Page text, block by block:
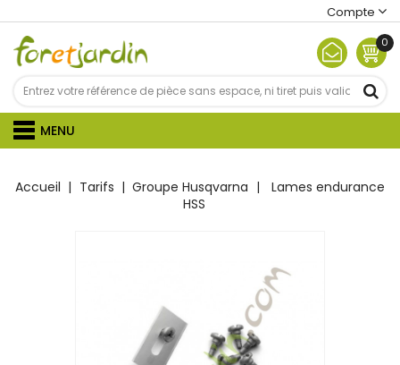
Compte
0
MENU
Accueil Tarifs Groupe Husqvarna
Lames endurance
HSS